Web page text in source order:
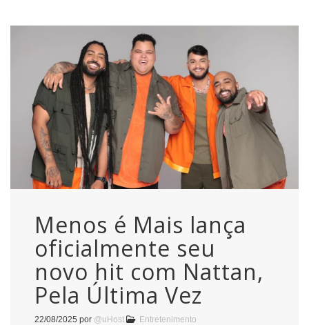
Menos é Mais lança
oficialmente seu
novo hit com Nattan,
Pela Última Vez
22/08/2025 por @uHost Entretenimento